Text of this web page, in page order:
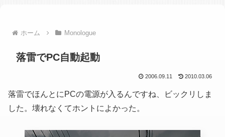
ホーム Monologue
落雷でPC自動起動
2006.09.11 2010.03.06
落雷でほんとにPCの電源が入るんですね、ビックリしま
した。壊れなくてホントによかった。